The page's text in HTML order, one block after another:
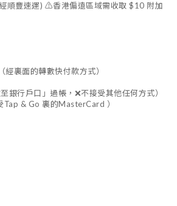
順豐速運) ⚠️香港偏遠區域需收取 $10 附加
裏面的轉數快付款方式）
銀行戶口」過帳，❌不接受其他任何方式）
& Go 裏的MasterCard ）